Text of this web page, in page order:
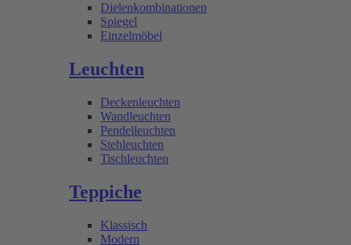
Dielenkombinationen
Spiegel
Einzelmöbel
Leuchten
Deckenleuchten
Wandleuchten
Pendelleuchten
Stehleuchten
Tischleuchten
Teppiche
Klassisch
Modern